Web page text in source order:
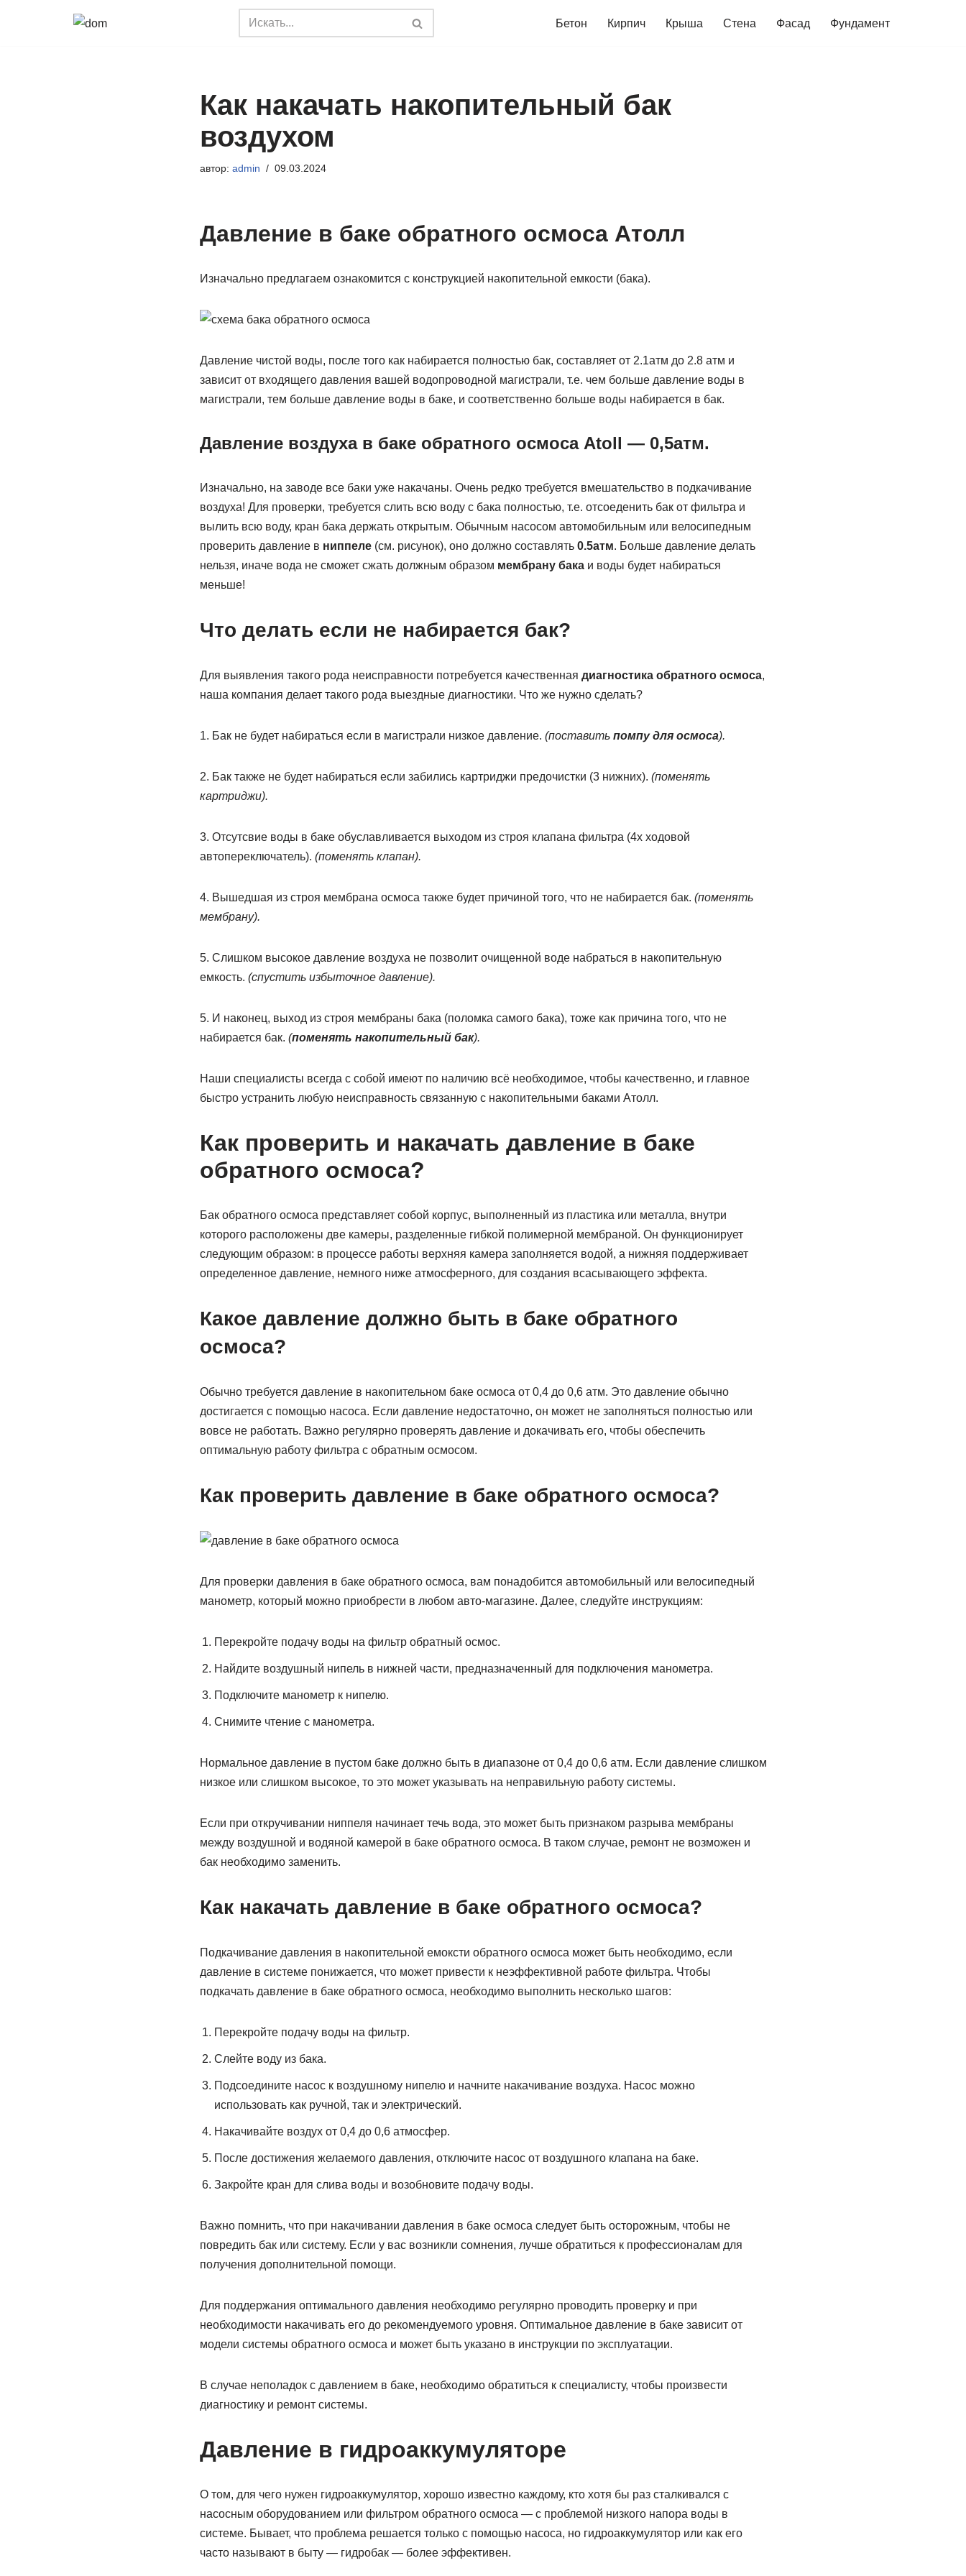
Бетон Кирпич Крыша Стена Фасад Фундамент
Как накачать накопительный бак
воздухом
автор: admin 09.03.2024
Давление в баке обратного осмоса Атолл
Изначально предлагаем ознакомится с конструкцией накопительной емкости (бака).
Давление чистой воды, после того как набирается полностью бак, составляет от 2.1атм до 2.8 атм и
зависит от входящего давления вашей водопроводной магистрали, т.е. чем больше давление воды в
магистрали, тем больше давление воды в баке, и соответственно больше воды набирается в бак.
Давление воздуха в баке обратного осмоса Atoll — 0,5атм.
Изначально, на заводе все баки уже накачаны. Очень редко требуется вмешательство в подкачивание
воздуха! Для проверки, требуется слить всю воду с бака полностью, т.е. отсоеденить бак от фильтра и
вылить всю воду, кран бака держать открытым. Обычным насосом автомобильным или велосипедным
проверить давление в ниппеле(см. рисунок), оно должно составлять 0.5атм. Больше давление делать
нельзя, иначе вода не сможет сжать должным образом мембрану бакаи воды будет набираться
меньше!
Что делать если не набирается бак?
Для выявления такого рода неисправности потребуется качественная диагностика обратного осмоса,
наша компания делает такого рода выездные диагностики. Что же нужно сделать?
1. Бак не будет набираться если в магистрали низкое давление. (поставить помпу для осмоса).
2. Бак также не будет набираться если забились картриджи предочистки (3 нижних). (поменять
картриджи).
3. Отсутсвие воды в баке обуславливается выходом из строя клапана фильтра (4х ходовой
автопереключатель). (поменять клапан).
4. Вышедшая из строя мембрана осмоса также будет причиной того, что не набирается бак. (поменять
мембрану).
5. Слишком высокое давление воздуха не позволит очищенной воде набраться в накопительную
емкость. (спустить избыточное давление).
5. И наконец, выход из строя мембраны бака (поломка самого бака), тоже как причина того, что не
набирается бак. (поменять накопительный бак).
Наши специалисты всегда с собой имеют по наличию всё необходимое, чтобы качественно, и главное
быстро устранить любую неисправность связанную с накопительными баками Атолл.
Как проверить и накачать давление в баке
обратного осмоса?
Бак обратного осмоса представляет собой корпус, выполненный из пластика или металла, внутри
которого расположены две камеры, разделенные гибкой полимерной мембраной. Он функционирует
следующим образом: в процессе работы верхняя камера заполняется водой, а нижняя поддерживает
определенное давление, немного ниже атмосферного, для создания всасывающего эффекта.
Какое давление должно быть в баке обратного
осмоса?
Обычно требуется давление в накопительном баке осмоса от 0,4 до 0,6 атм. Это давление обычно
достигается с помощью насоса. Если давление недостаточно, он может не заполняться полностью или
вовсе не работать. Важно регулярно проверять давление и докачивать его, чтобы обеспечить
оптимальную работу фильтра с обратным осмосом.
Как проверить давление в баке обратного осмоса?
Для проверки давления в баке обратного осмоса, вам понадобится автомобильный или велосипедный
манометр, который можно приобрести в любом авто-магазине. Далее, следуйте инструкциям:
Перекройте подачу воды на фильтр обратный осмос.
Найдите воздушный нипель в нижней части, предназначенный для подключения манометра.
Подключите манометр к нипелю.
Снимите чтение с манометра.
Нормальное давление в пустом баке должно быть в диапазоне от 0,4 до 0,6 атм. Если давление слишком
низкое или слишком высокое, то это может указывать на неправильную работу системы.
Если при откручивании ниппеля начинает течь вода, это может быть признаком разрыва мембраны
между воздушной и водяной камерой в баке обратного осмоса. В таком случае, ремонт не возможен и
бак необходимо заменить.
Как накачать давление в баке обратного осмоса?
Подкачивание давления в накопительной емоксти обратного осмоса может быть необходимо, если
давление в системе понижается, что может привести к неэффективной работе фильтра. Чтобы
подкачать давление в баке обратного осмоса, необходимо выполнить несколько шагов:
Перекройте подачу воды на фильтр.
Слейте воду из бака.
Подсоедините насос к воздушному нипелю и начните накачивание воздуха. Насос можно
использовать как ручной, так и электрический.
Накачивайте воздух от 0,4 до 0,6 атмосфер.
После достижения желаемого давления, отключите насос от воздушного клапана на баке.
Закройте кран для слива воды и возобновите подачу воды.
Важно помнить, что при накачивании давления в баке осмоса следует быть осторожным, чтобы не
повредить бак или систему. Если у вас возникли сомнения, лучше обратиться к профессионалам для
получения дополнительной помощи.
Для поддержания оптимального давления необходимо регулярно проводить проверку и при
необходимости накачивать его до рекомендуемого уровня. Оптимальное давление в баке зависит от
модели системы обратного осмоса и может быть указано в инструкции по эксплуатации.
В случае неполадок с давлением в баке, необходимо обратиться к специалисту, чтобы произвести
диагностику и ремонт системы.
Давление в гидроаккумуляторе
О том, для чего нужен гидроаккумулятор, хорошо известно каждому, кто хотя бы раз сталкивался с
насосным оборудованием или фильтром обратного осмоса — с проблемой низкого напора воды в
системе. Бывает, что проблема решается только с помощью насоса, но гидроаккумулятор или как его
часто называют в быту — гидробак — более эффективен.